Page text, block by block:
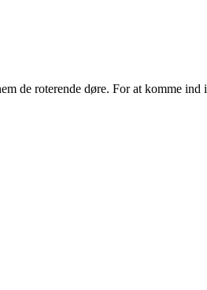
de roterende døre. For at komme